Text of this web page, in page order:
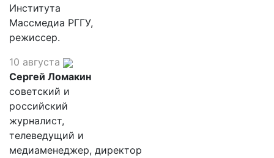
Института
Массмедиа РГГУ,
режиссер.
10 августа
Сергей Ломакин
советский и
российский
журналист,
телеведущий и
медиаменеджер, директор